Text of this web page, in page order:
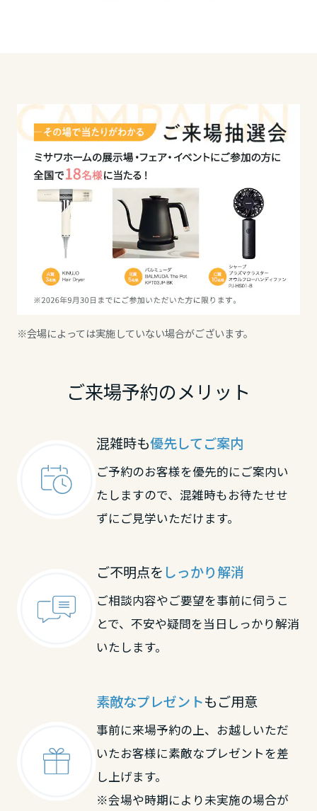
※会場によっては実施していない場合がございます。
ご来場予約のメリット
混雑時も優先してご案内
ご予約のお客様を優先的にご案内い
たしますので、混雑時もお待たせせ
ずにご見学いただけます。
ご不明点を しっかり解消
ご相談内容やご要望を事前に伺うこ
とで、不安や疑問を当日しっかり解消
いたします。
素敵なプレゼントもご用意
事前に来場予約の上、お越しいただ
いたお客様に素敵なプレゼントを差
し上げます。
※会場や時期により未実施の場合が
鹿児島県